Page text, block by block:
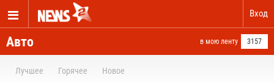
Вход
Авто в мою ленту 3157
Лучшее Горячее Новое